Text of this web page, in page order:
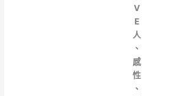
V
E
人
、
感
性
、